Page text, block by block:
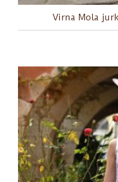
Virna Mola